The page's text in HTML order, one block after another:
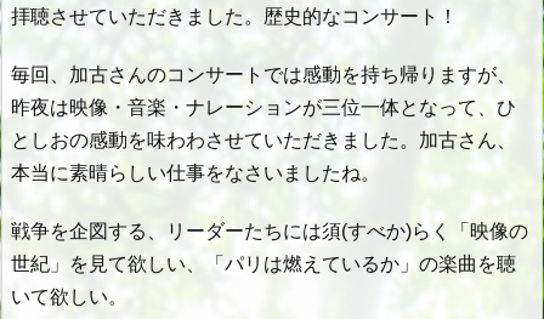
拝聴させていただきました。歴史的なコンサート！
毎回、加古さんのコンサートでは感動を持ち帰りますが、
昨夜は映像・音楽・ナレーションが三位一体となって、ひ
としおの感動を味わわさせていただきました。加古さん、
本当に素晴らしい仕事をなさいましたね。
戦争を企図する、リーダーたちには須(すべか)らく「映像の
世紀」を見て欲しい、「パリは燃えているか」の楽曲を聴
いて欲しい。